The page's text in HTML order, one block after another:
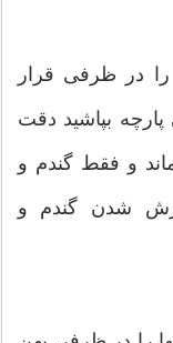
را در ظرفی قرار
بپاشید دقت
و فقط گندم و
شدن گندم و